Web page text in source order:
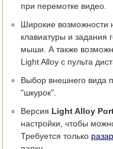
при перемотке видео.
Широкие возможности
клавиатуры и задания
мыши. А также
Light Alloy с пульта
Выбор внешнего вида
"шкурок".
Версия Light Alloy
настройки, чтобы
Требуется только